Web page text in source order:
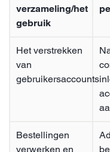
verzameling/het
gebruik
Het verstrekken
van
gebruikersaccounts
Bestellingen
verwerken en